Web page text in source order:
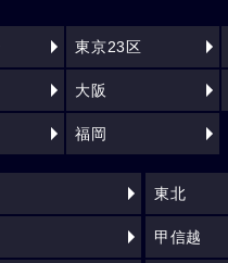
東京23区
大阪
福岡
東北
甲信越